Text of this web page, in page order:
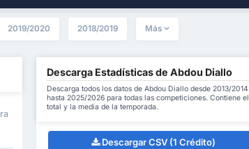
2019/2020 2018/2019 Más
Descarga Estadísticas de Abdou Diallo
Descarga todos los datos de Abdou Diallo desde 2013/2014
hasta 2025/2026 para todas las competiciones. Contiene el
total y la media de la temporada.
Descargar CSV (1 Crédito)